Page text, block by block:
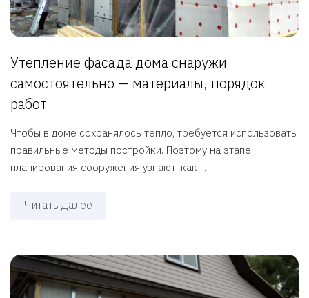
Утепление фасада дома снаружи
самостоятельно — материалы, порядок
работ
Чтобы в доме сохранялось тепло, требуется использовать
правильные методы постройки. Поэтому на этапе
планирования сооружения узнают, как ...
Читать далее